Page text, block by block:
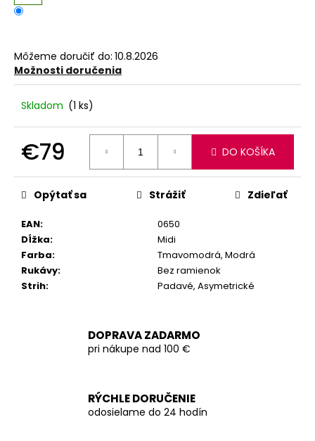
Môžeme doručiť do: 10.8.2026
Možnosti doručenia
Skladom (1 ks)
€79 DO KOŠÍKA
EAN:
0650
Dĺžka:
Midi
Farba:
Tmavomodrá, Modrá
Rukávy:
Bez ramienok
Strih: Padavé, Asymetrické
Opýtať sa Strážiť Zdieľať
DOPRAVA ZADARMO
pri nákupe nad 100 €
RÝCHLE DORUČENIE
odosielame do 24 hodín